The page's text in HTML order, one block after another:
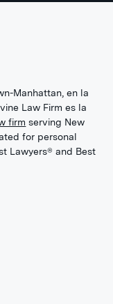
Manhattan, en la
Law Firm es la
firm serving New
for personal
Lawyers® and Best